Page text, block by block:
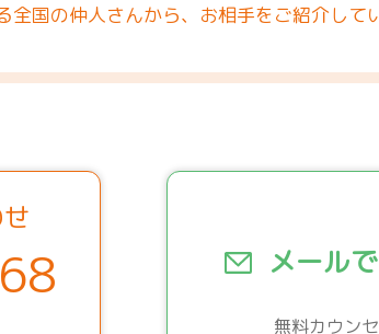
全国の仲人さんから、お相手をご紹介して
メール
無料カウン